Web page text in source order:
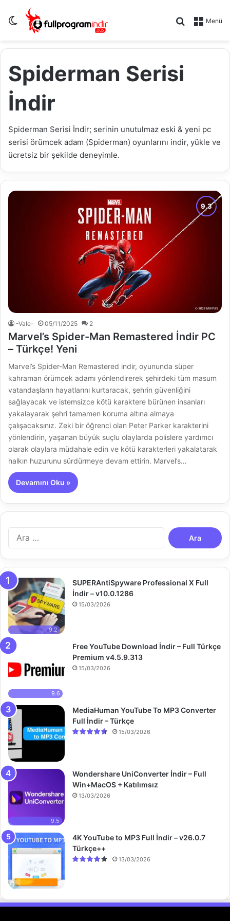
Dış görünümü değiştir Menü
Arama yap
Spiderman Serisi
İndir
Spiderman Serisi İndir; serinin unutulmaz eski & yeni pc
serisi örümcek adam (Spiderman) oyunlarını indir, yükle ve
ücretsiz bir şekilde deneyimle.
-Vale- 05/11/2025 2
Marvel’s Spider-Man Remastered İndir PC
– Türkçe! Yeni
Marvel’s Spider-Man Remastered indir, oyununda süper
kahraman örümcek adamı yönlendirerek şehirdeki tüm masum
vatandaşların hayatlarını kurtaracak, şehrin güvenliğini
sağlayacak ve istemsizce kötü karaktere bürünen insanları
yakalayarak şehri tamamen koruma altına almaya
çalışacaksınız. Zeki bir öğrenci olan Peter Parker karakterini
yönlendirin, yaşanan büyük suçlu olaylarda polislere yardımcı
olarak olaylara müdahale edin ve kötü karakterleri yakalatarak
halkın huzurunu sürdürmeye devam ettirin. Marvel’s…
Devamını Oku »
:
9.2
SUPERAntiSpyware Professional X Full
İndir – v10.0.1286
15/03/2026
9.6
Free YouTube Download İndir – Full Türkçe
Premium v4.5.9.313
15/03/2026
MediaHuman YouTube To MP3 Converter
Full İndir – Türkçe
15/03/2026
9.5
Wondershare UniConverter İndir – Full
Win+MacOS + Katılımsız
13/03/2026
4K YouTube to MP3 Full İndir – v26.0.7
Türkçe++
13/03/2026